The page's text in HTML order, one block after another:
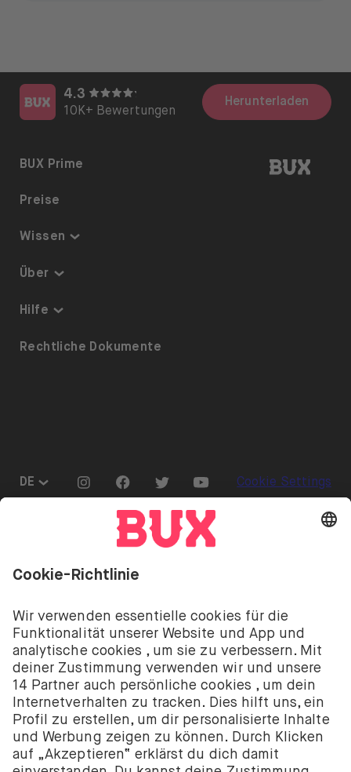
4.3
10K+ Bewertungen
Herunterladen
BUX |
BUX Prime
Preise
Wissen
Thematisch investieren
Dividenden
Über
Sicherheit & Schutz
Hilfe
Barrierefreiheit
Rechtliche Dokumente
DE
Öffnen Sie das Sprachwechselmenü
Go to "Instagram"
Go to "Facebook"
Go to "Twitter"
Go to "Youtube"
Cookie Settings
könntest deine Einlage verlieren.
von BUX B.V. bereitgestellt. BUX B.V. ist bei der
niederländischen Handelskammer registriert unter
der Nummer 58403949. BUX B.V. wird von der
Niederländischen Aufsichtsbehörde für die
Finanzmärkte (Autoriteit Financiële Markten – AFM)
autorisiert und reguliert.
BUX B.V. bietet keine Anlageberatung an und Anleger
sollten entweder ihre eigenen Entscheidungen